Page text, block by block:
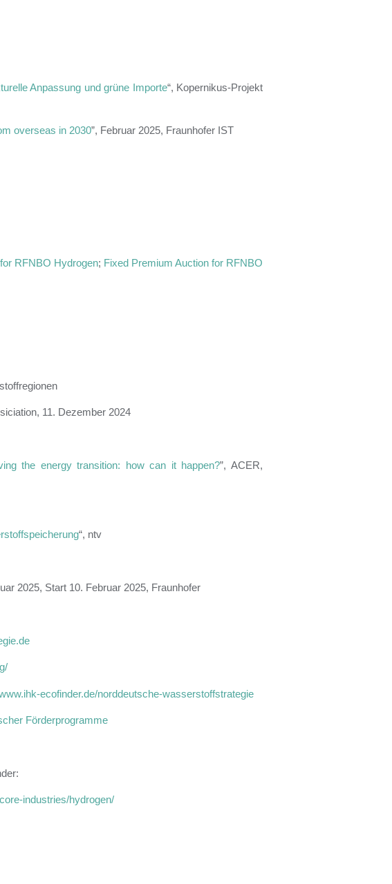
Anpassung und grüne Importe“, Kopernikus-Projekt
overseas in 2030”, Februar 2025, Fraunhofer IST
RFNBO Hydrogen; Fixed Premium Auction for RFNBO
11. Dezember 2024
the energy transition: how can it happen?”, ACER,
“, ntv
2025, Start 10. Februar 2025, Fraunhofer
ecofinder.de/norddeutsche-wasserstoffstrategie
Förderprogramme
industries/hydrogen/